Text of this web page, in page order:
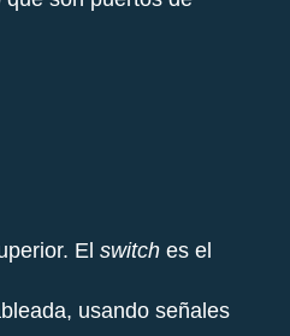
El switch es el
usando señales